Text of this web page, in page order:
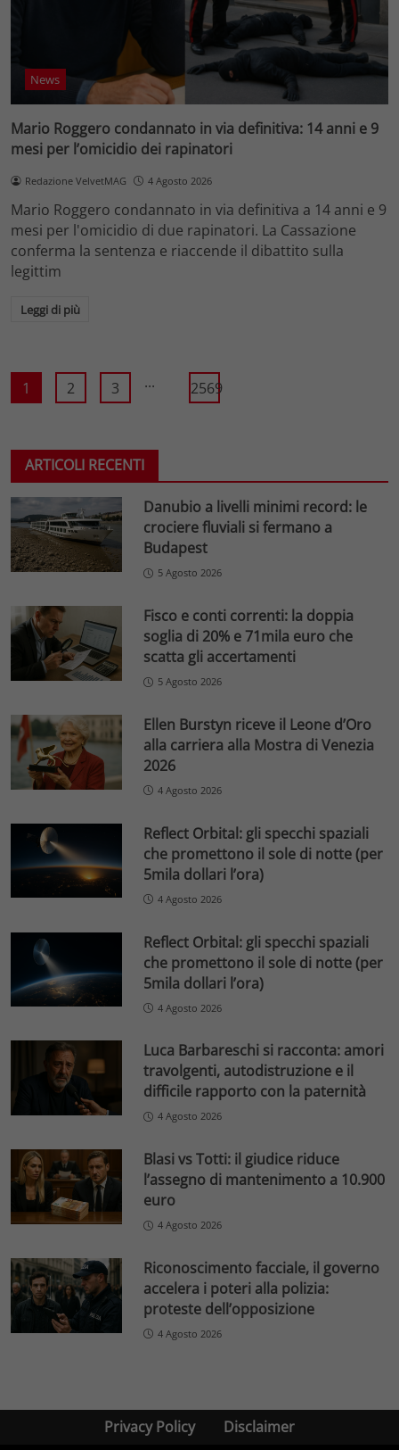
News
Mario Roggero condannato in via definitiva: 14 anni e 9
mesi per l’omicidio dei rapinatori
Redazione VelvetMAG 4 Agosto 2026
Mario Roggero condannato in via definitiva a 14 anni e 9
mesi per l'omicidio di due rapinatori. La Cassazione
conferma la sentenza e riaccende il dibattito sulla
legittim
Leggi di più
1 2 3 ... 2569
ARTICOLI RECENTI
Danubio a livelli minimi record: le
crociere fluviali si fermano a
Budapest
5 Agosto 2026
Fisco e conti correnti: la doppia
soglia di 20% e 71mila euro che
scatta gli accertamenti
5 Agosto 2026
Ellen Burstyn riceve il Leone d’Oro
alla carriera alla Mostra di Venezia
2026
4 Agosto 2026
Reflect Orbital: gli specchi spaziali
che promettono il sole di notte (per
5mila dollari l’ora)
4 Agosto 2026
Reflect Orbital: gli specchi spaziali
che promettono il sole di notte (per
5mila dollari l’ora)
4 Agosto 2026
Luca Barbareschi si racconta: amori
travolgenti, autodistruzione e il
difficile rapporto con la paternità
4 Agosto 2026
Blasi vs Totti: il giudice riduce
l’assegno di mantenimento a 10.900
euro
4 Agosto 2026
Riconoscimento facciale, il governo
accelera i poteri alla polizia:
proteste dell’opposizione
4 Agosto 2026
Privacy Policy Disclaimer